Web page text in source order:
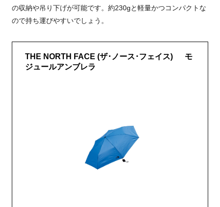
の収納や吊り下げが可能です。約230gと軽量かつコンパクトな
ので持ち運びやすいでしょう。
THE NORTH FACE (ザ･ノース･フェイス) モ
ジュールアンブレラ